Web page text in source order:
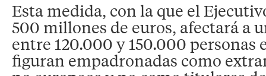
Esta medida, con la que el
500 millones de euros, afectará a
entre 120.000 y 150.000 personas
figuran empadronadas como